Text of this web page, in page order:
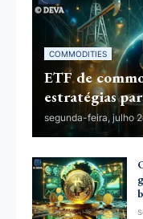
COMMODITIES
ETF de
estratégias
segunda-feira, julho